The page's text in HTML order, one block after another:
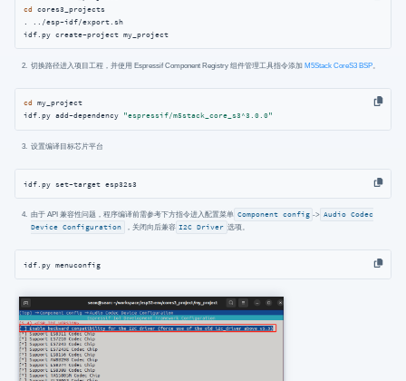
cd cores3_projects
. ../esp-idf/export.sh
idf.py create-project my_project
切换路径进入项目工程，并使用 Espressif Component Registry 组件管理工具指令添加M5Stack CoreS3 BSP
cd my_project
idf.py add-dependency "espressif/m5stack_core_s3^3.0.0"
设置编译目标芯片平台
idf.py set-target esp32s3
由于 API 兼容性问题，程序编译前需参考下方指令进入配置菜单 Component config -> Audio Codec
Device Configuration
，关闭向后兼容 I2C Driver 选项。
idf.py menuconfig